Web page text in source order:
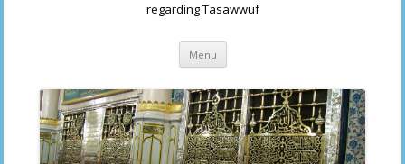
regarding Tasawwuf
Menu Skip
content